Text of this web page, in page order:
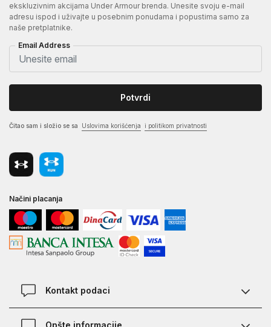
ekskluzivnim akcijama Under Armour brenda. Unesite svoju e-mail
adresu ispod i uživajte u posebnim ponudama i popustima samo za
naše pretplatnike.
Email Address
Potvrdi
Čitao sam i složio se sa Uslovima korišćenja i politikom privatnosti
Načini placanja
Kontakt podaci
Chat
Opšte informacije